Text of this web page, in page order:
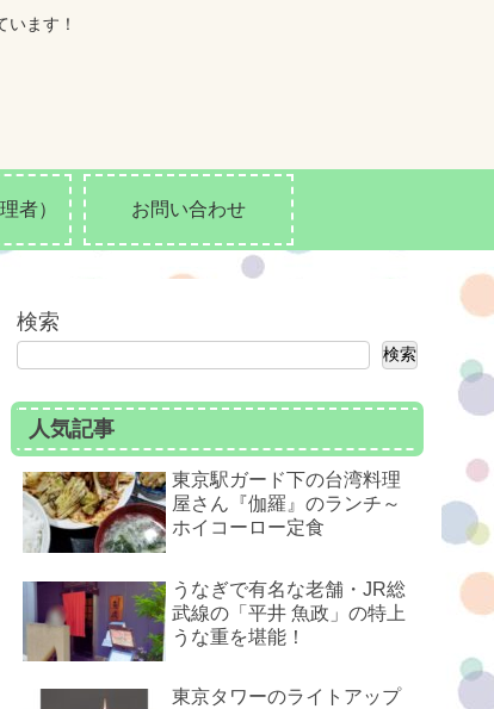
ます！
者） お問い合わせ
検索
検索
人気記事
東京駅ガード下の台湾料理
屋さん『伽羅』のランチ～
ホイコーロー定食
うなぎで有名な老舗・JR総
武線の「平井 魚政」の特上
うな重を堪能！
東京タワーのライトアップ